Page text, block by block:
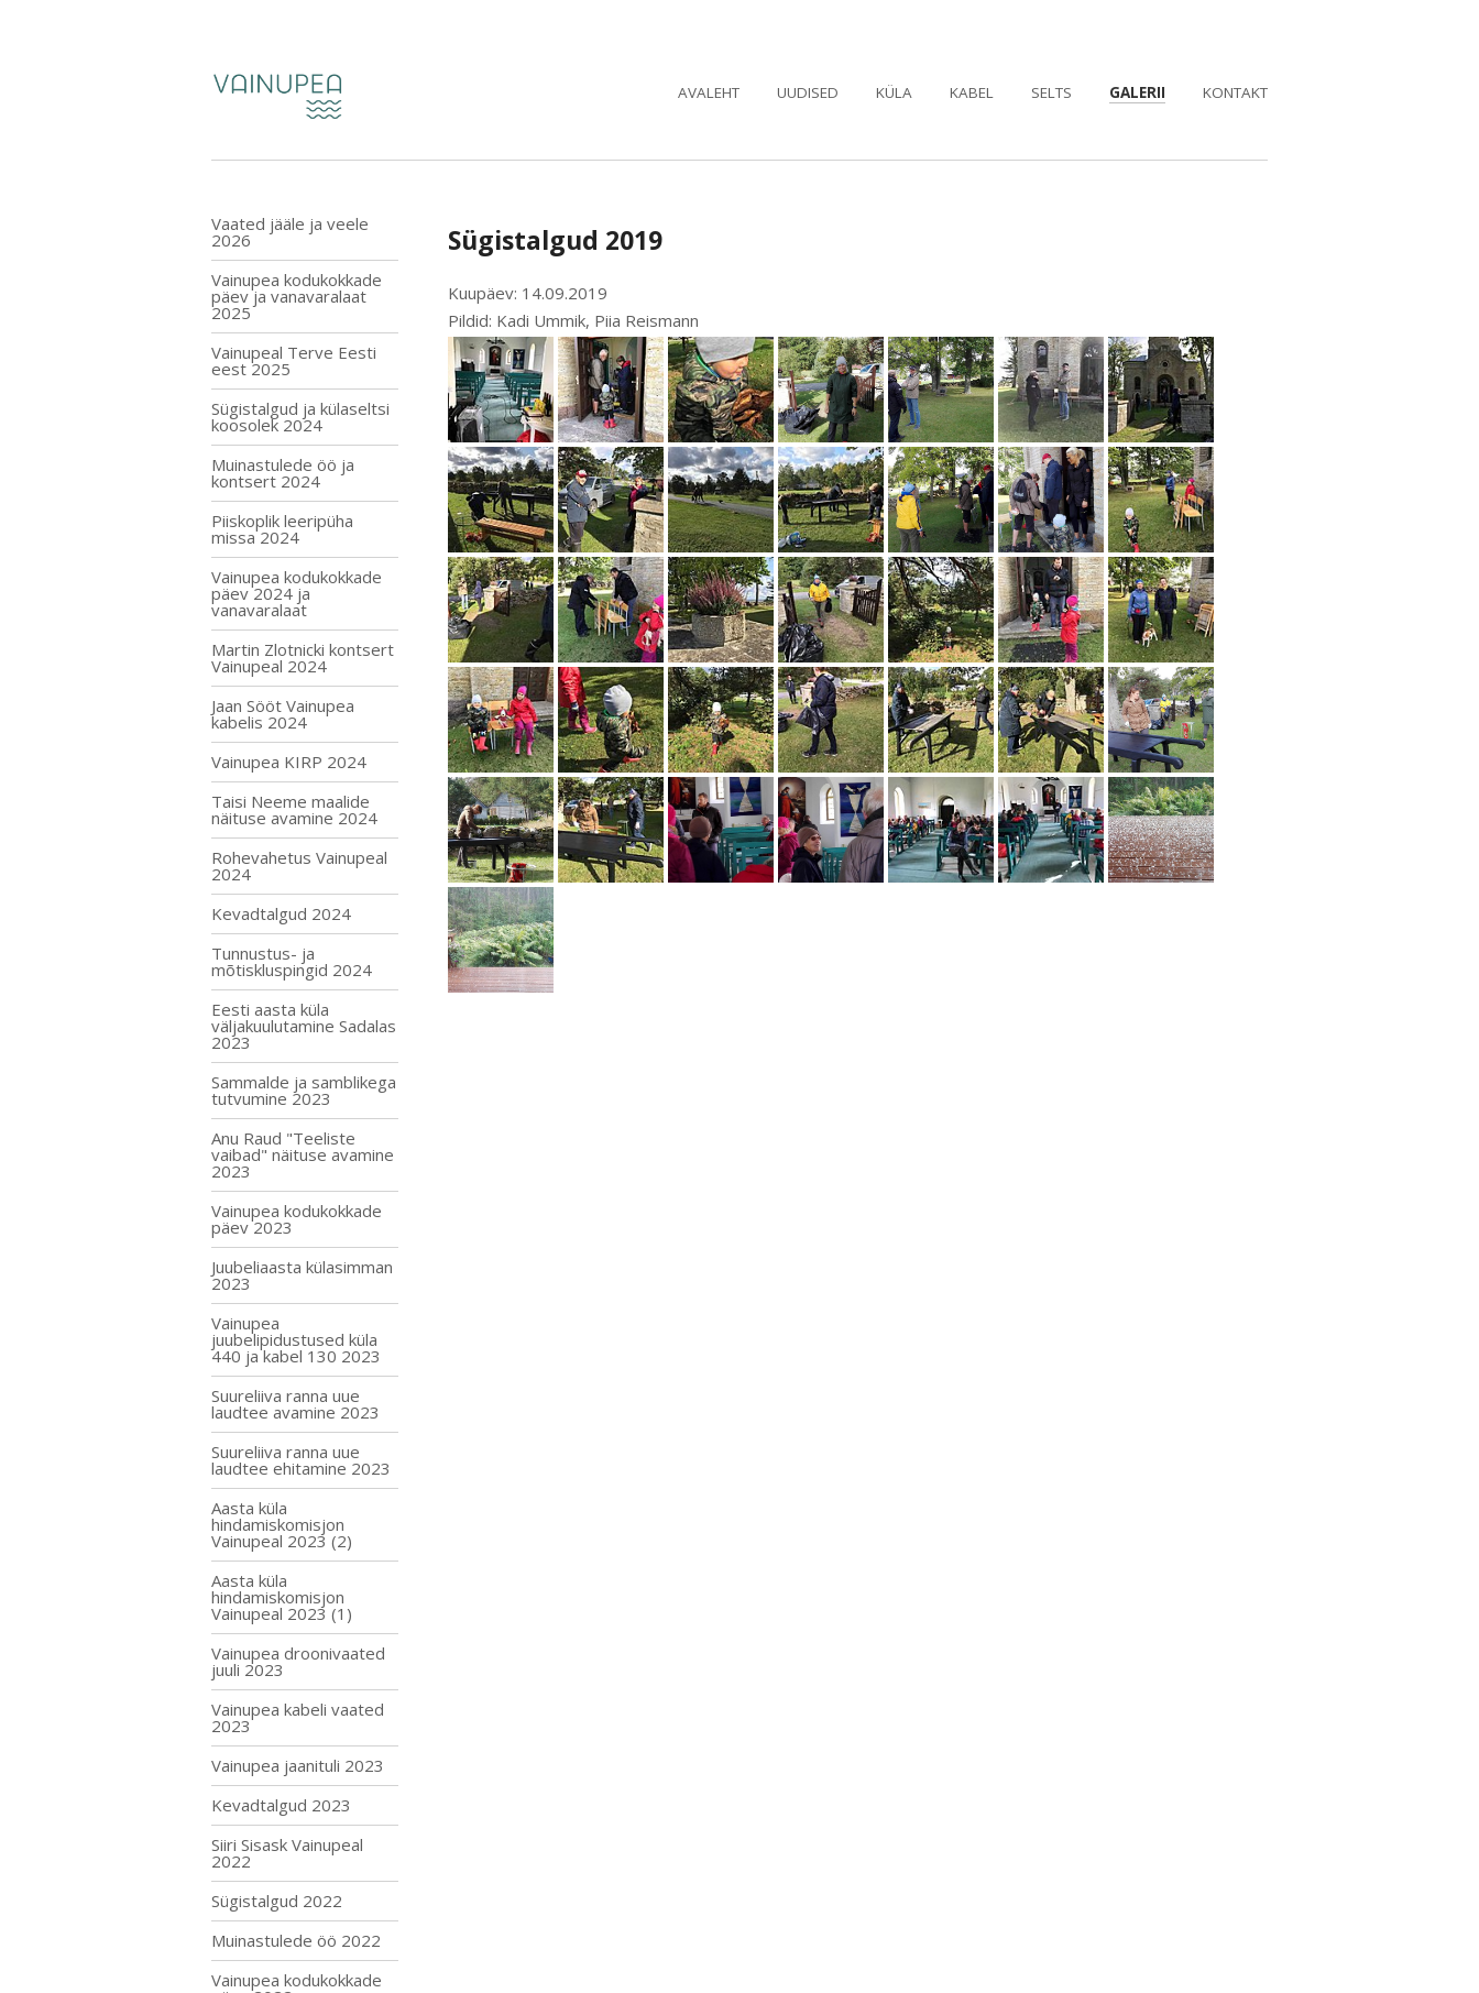
AVALEHT UUDISED KÜLA KABEL SELTS GALERII KONTAKT
Vaated jääle ja veele
2026
Vainupea kodukokkade
päev ja vanavaralaat
2025
Vainupeal Terve Eesti
eest 2025
Sügistalgud ja külaseltsi
koosolek 2024
Muinastulede öö ja
kontsert 2024
Piiskoplik leeripüha
missa 2024
Vainupea kodukokkade
päev 2024 ja
vanavaralaat
Martin Zlotnicki kontsert
Vainupeal 2024
Jaan Sööt Vainupea
kabelis 2024
Vainupea KIRP 2024
Taisi Neeme maalide
näituse avamine 2024
Rohevahetus Vainupeal
2024
Kevadtalgud 2024
Tunnustus- ja
mõtiskluspingid 2024
Eesti aasta küla
väljakuulutamine Sadalas
2023
Sammalde ja samblikega
tutvumine 2023
Anu Raud "Teeliste
vaibad" näituse avamine
2023
Vainupea kodukokkade
päev 2023
Juubeliaasta külasimman
2023
Vainupea
juubelipidustused küla
440 ja kabel 130 2023
Suureliiva ranna uue
laudtee avamine 2023
Suureliiva ranna uue
laudtee ehitamine 2023
Aasta küla
hindamiskomisjon
Vainupeal 2023 (2)
Aasta küla
hindamiskomisjon
Vainupeal 2023 (1)
Vainupea droonivaated
juuli 2023
Vainupea kabeli vaated
2023
Vainupea jaanituli 2023
Kevadtalgud 2023
Siiri Sisask Vainupeal
2022
Sügistalgud 2022
Muinastulede öö 2022
Vainupea kodukokkade
Sügistalgud 2019
Kuupäev: 14.09.2019
Pildid: Kadi Ummik, Piia Reismann